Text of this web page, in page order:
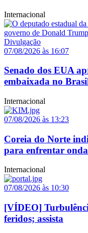
Internacional
07/08/2026 às 16:07
Senado dos EUA
embaixada no
Internacional
07/08/2026 às 13:23
Coreia do Norte
para enfrentar
Internacional
07/08/2026 às 10:30
[VÍDEO]
feridos; assista